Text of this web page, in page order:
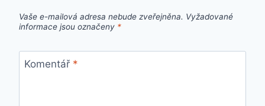
Vaše e-mailová adresa nebude zveřejněna. Vyžadované
informace jsou označeny *
Komentář *